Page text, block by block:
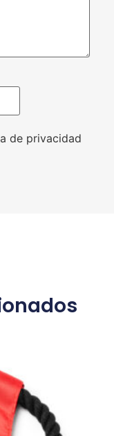
de privacidad